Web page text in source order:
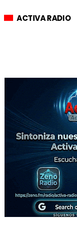
ACTIVA RADIO